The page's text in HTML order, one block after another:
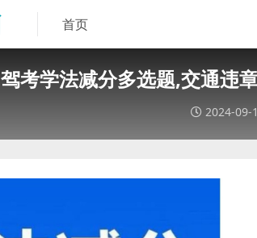
首页
驾考学法减分多选题,交通违
2024-09-